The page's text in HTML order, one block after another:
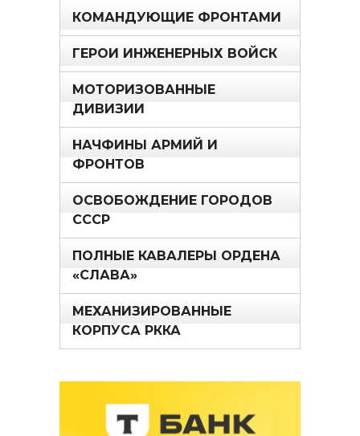
КОМАНДУЮЩИЕ ФРОНТАМИ
ГЕРОИ ИНЖЕНЕРНЫХ ВОЙСК
МОТОРИЗОВАННЫЕ
ДИВИЗИИ
НАЧФИНЫ АРМИЙ И
ФРОНТОВ
ОСВОБОЖДЕНИЕ ГОРОДОВ
СССР
ПОЛНЫЕ КАВАЛЕРЫ ОРДЕНА
«СЛАВА»
МЕХАНИЗИРОВАННЫЕ
КОРПУСА РККА